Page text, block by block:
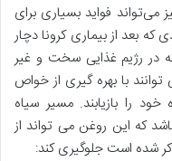
می‌تواند فواید بسیاری برای
که بعد از بیماری کرونا دچار
در رژیم غذایی سخت و غیر
با بهره گیری از خواص
را بازیابند. مسیر سیاه
که این روغن می تواند از
شده است جلوگیری کند: